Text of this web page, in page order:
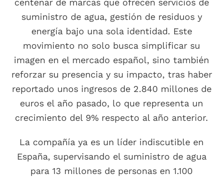
centenar de marcas que ofrecen servicios de
suministro de agua, gestión de residuos y
energía bajo una sola identidad. Este
movimiento no solo busca simplificar su
imagen en el mercado español, sino también
reforzar su presencia y su impacto, tras haber
reportado unos ingresos de 2.840 millones de
euros el año pasado, lo que representa un
crecimiento del 9% respecto al año anterior.
La compañía ya es un líder indiscutible en
España, supervisando el suministro de agua
para 13 millones de personas en 1.100